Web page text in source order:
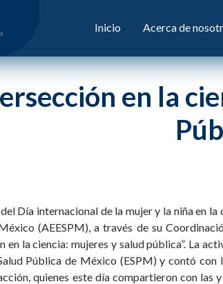
Inicio Acerca de
en la
Día internacional de la mujer y la niña en
(AEESPM), a través de su
en la ciencia: mujeres y salud pública”. La
Pública de México (ESPM) y contó
quienes este día compartieron con las